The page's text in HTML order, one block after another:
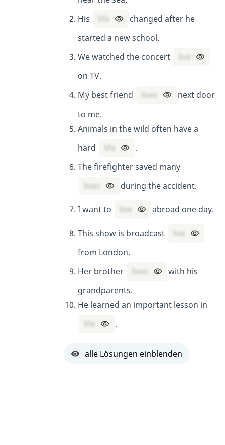
His
life
changed after he
started a new school.
We watched the concert
live
on TV.
My best friend
lives
next door
to me.
Animals in the wild often have a
hard
life
.
The firefighter saved many
lives
during the accident.
I want to live abroad one day.
This show is broadcast
live
from London.
Her brother
lives
with his
grandparents.
He learned an important lesson in
life
.
alle Lösungen einblenden